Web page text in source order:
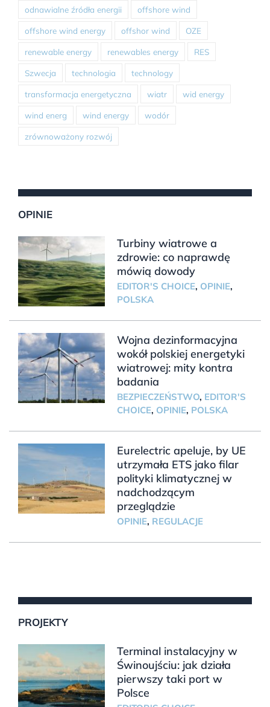
odnawialne źródła energii offshore wind
offshore wind energy offshor wind OZE
renewable energy renewables energy RES
Szwecja technologia technology
transformacja energetyczna wiatr wid energy
wind energ wind energy wodór
zrównoważony rozwój
OPINIE
Turbiny wiatrowe a
zdrowie: co naprawdę
mówią dowody
EDITOR'S CHOICE, OPINIE,
POLSKA
Wojna dezinformacyjna
wokół polskiej energetyki
wiatrowej: mity kontra
badania
BEZPIECZEŃSTWO, EDITOR'S
CHOICE, OPINIE, POLSKA
Eurelectric apeluje, by UE
utrzymała ETS jako filar
polityki klimatycznej w
nadchodzącym
przeglądzie
OPINIE, REGULACJE
PROJEKTY
Terminal instalacyjny w
Świnoujściu: jak działa
pierwszy taki port w
Polsce